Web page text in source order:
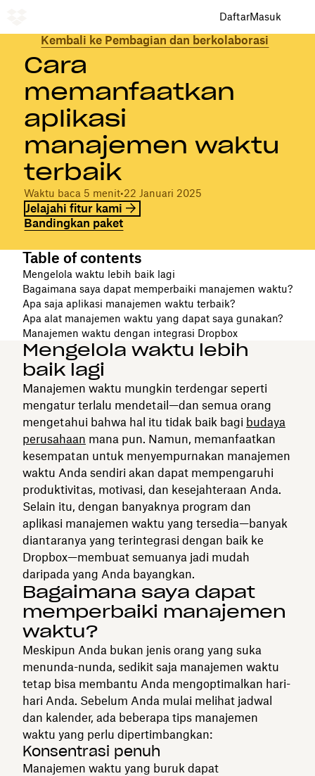
DaftarMasuk
Kembali ke Pembagian dan berkolaborasi
Cara
memanfaatkan
aplikasi
manajemen waktu
terbaik
Waktu baca 5 menit•22 Januari 2025
Jelajahi fitur kami
Bandingkan paket
Table of contents
Mengelola waktu lebih baik lagi
Bagaimana saya dapat memperbaiki manajemen waktu?
Apa saja aplikasi manajemen waktu terbaik?
Apa alat manajemen waktu yang dapat saya gunakan?
Manajemen waktu dengan integrasi Dropbox
Mengelola waktu lebih
baik lagi
Manajemen waktu mungkin terdengar seperti
mengatur terlalu mendetail—dan semua orang
mengetahui bahwa hal itu tidak baik bagi budaya
perusahaan mana pun. Namun, memanfaatkan
kesempatan untuk menyempurnakan manajemen
waktu Anda sendiri akan dapat mempengaruhi
produktivitas, motivasi, dan kesejahteraan Anda.
Selain itu, dengan banyaknya program dan
aplikasi manajemen waktu yang tersedia—banyak
diantaranya yang terintegrasi dengan baik ke
Dropbox—membuat semuanya jadi mudah
daripada yang Anda bayangkan.
Bagaimana saya dapat
memperbaiki manajemen
waktu?
Meskipun Anda bukan jenis orang yang suka
menunda-nunda, sedikit saja manajemen waktu
tetap bisa membantu Anda mengoptimalkan hari-
hari Anda. Sebelum Anda mulai melihat jadwal
dan kalender, ada beberapa tips manajemen
waktu yang perlu dipertimbangkan:
Konsentrasi penuh
Manajemen waktu yang buruk dapat